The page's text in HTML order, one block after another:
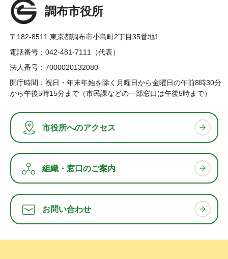
調布市役所
〒182-8511 東京都調布市小島町2丁目35番地1
電話番号：042-481-7111（代表）
法人番号：7000020132080
開庁時間：祝日・年末年始を除く月曜日から金曜日の午前8時30分
から午後5時15分まで（市民課などの一部窓口は午後5時まで）
市役所へのアクセス
組織・窓口のご案内
お問い合わせ